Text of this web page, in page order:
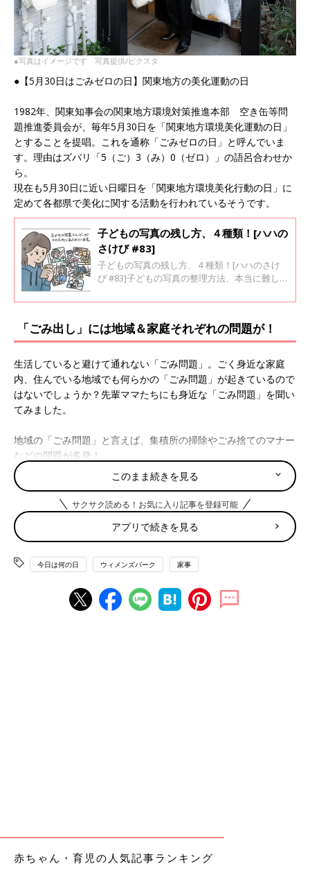
●写真はイメージです 写真提供/ピクスタ
●【5月30日はごみゼロの日】関東地方の美化運動の日
1982年、関東知事会の関東地方環境対策推進本部 空き缶等問
題推進委員会が、毎年5月30日を「関東地方環境美化運動の日」
とすることを提唱。これを通称「ごみゼロの日」と呼んでいま
す。理由はズバリ「5（ご）3（み）0（ゼロ）」の語呂合わせか
ら。
現在も5月30日に近い日曜日を「関東地方環境美化行動の日」に
定めて各都県で美化に関する活動を行われているそうです。
子どもの写真の残し方、４種類！[ハハの
さけび #83]
子どもの写真の残し方、４種類！[ハハのさけ
び #83]子どもの写真の整理方法、本当に難しい
が・・・スマホに大量の写真とムービーがどん
ている写真の整理（？）方法、４種類を紹介し
ます。
「ごみ出し」には地域＆家庭それぞれの問題が！
生活していると避けて通れない「ごみ問題」。ごく身近な家庭
内、住んでいる地域でも何らかの「ごみ問題」が起きているので
はないでしょうか？先輩ママたちにも身近な「ごみ問題」を聞い
てみました。
地域の「ごみ問題」と言えば、集積所の掃除やごみ捨てのマナー
などの問題が多発！
「フルタイムで働いているのため、交代でやるゴミ捨て場の当番
（囲いのネットを出したりゴミが散らかっていたら掃除したりす
る）は朝しかまともに出来ず、結局どなたかが見かねて片づけて
くださっています。お金出すからどこかの業者に外注出来ないか
しら…。一軒家に住む以上やらなければいけないのは承知です
が、もう職場と保育園の往復でいっぱいいっぱいです…」
「新築三軒同時に売り出した一軒家に引っ越し。ごみ捨て場は、
町内会の集合ごみステーションが狭くてもういっぱいだから無
しかしこれに「間に合わない！」という悩みも結構ありますよ
ね。
このまま続きを見る
サクサク読める！お気に入り記事を登録可能
アプリで続きを見る
今日は何の日 ウィメンズパーク 家事
赤ちゃん・育児の人気記事ランキング